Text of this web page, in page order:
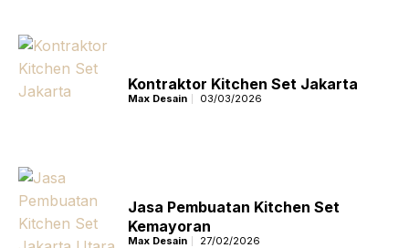
Kontraktor Kitchen Set Jakarta
Max Desain 03/03/2026
Jasa Pembuatan Kitchen Set
Kemayoran
Max Desain 27/02/2026